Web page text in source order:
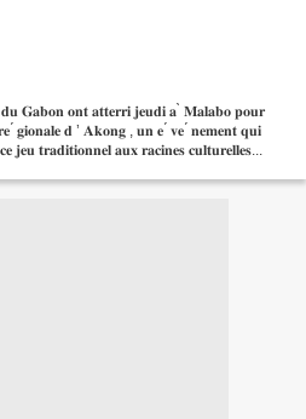
𝐆𝐚𝐛𝐨𝐧 𝐨𝐧𝐭 𝐚𝐭𝐭𝐞𝐫𝐫𝐢 𝐣𝐞𝐮𝐝𝐢 𝐚 ̀ 𝐌𝐚𝐥𝐚𝐛𝐨 𝐩𝐨𝐮𝐫
𝐠𝐢𝐨𝐧𝐚𝐥𝐞 𝐝 ’ 𝐀𝐤𝐨𝐧𝐠 , 𝐮𝐧 𝐞 ́ 𝐯𝐞 ́ 𝐧𝐞𝐦𝐞𝐧𝐭 𝐪𝐮𝐢
𝐭𝐫𝐚𝐝𝐢𝐭𝐢𝐨𝐧𝐧𝐞𝐥 𝐚𝐮𝐱 𝐫𝐚𝐜𝐢𝐧𝐞𝐬 𝐜𝐮𝐥𝐭𝐮𝐫𝐞𝐥𝐥𝐞𝐬...